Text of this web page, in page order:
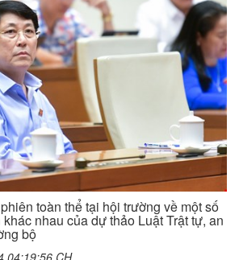
toàn thể tại hội trường về một số
nhau của dự thảo Luật Trật tự, an
bộ